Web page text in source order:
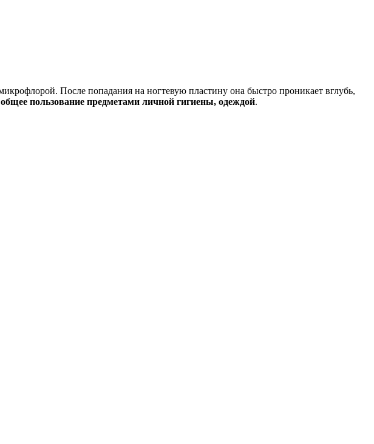
После попадания на ногтевую пластину она быстро проникает вглубь,
пользование предметами личной гигиены, одеждой.